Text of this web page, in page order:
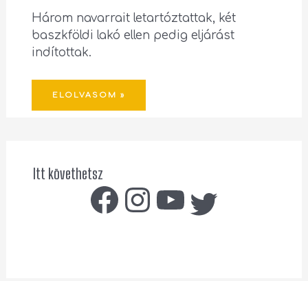
Három navarrait letartóztattak, két
baszkföldi lakó ellen pedig eljárást
indítottak.
ELOLVASOM »
Itt követhetsz